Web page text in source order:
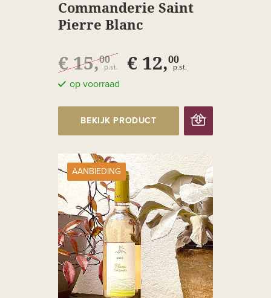
Commanderie Saint
Pierre Blanc
€ 15,00
p.st. € 12,00
p.st.
op voorraad
BEKIJK PRODUCT
AANBIEDING